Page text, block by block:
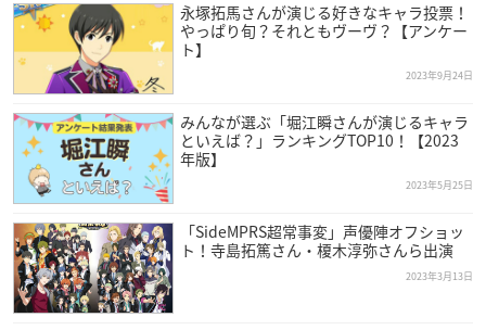
永塚拓馬さんが演じる好きなキャラ投票！
やっぱり旬？それともヴーヴ？【アンケー
ト】
2023年9月24日
みんなが選ぶ「堀江瞬さんが演じるキャラ
といえば？」ランキングTOP10！【2023
年版】
2023年5月25日
「SideMPRS超常事変」声優陣オフショッ
ト！寺島拓篤さん・榎木淳弥さんら出演
2023年3月13日